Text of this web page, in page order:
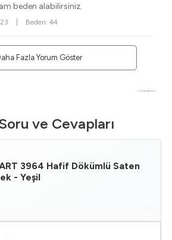
beden alabilirsiniz.
Beden: 44
Fazla Yorum Göster
⚡ CollectAction
ve Cevapları
3964 Hafif Dökümlü Saten
- Yeşil